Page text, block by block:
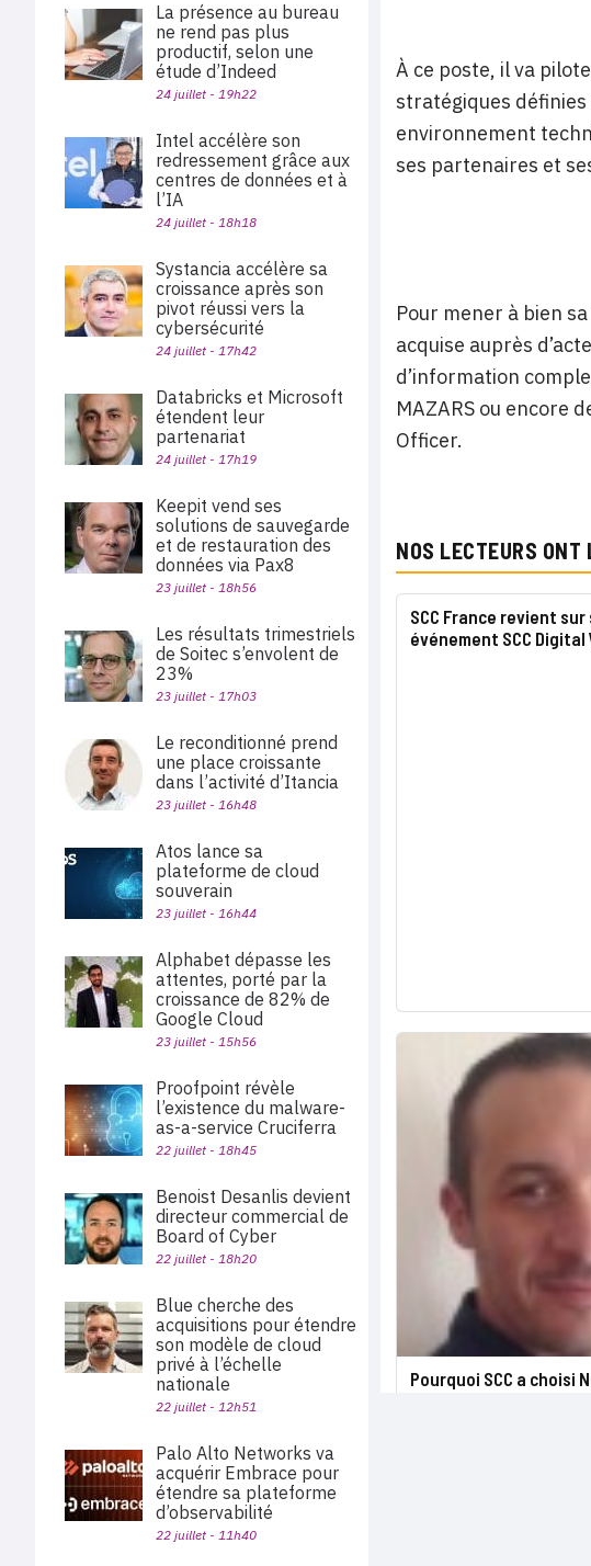
À ce poste, il va
stratégiques définies
environnement
ses partenaires et
Pour mener à bien
acquise auprès
d’information
MAZARS ou encore
Officer.
NOS LECTEURS ONT
SCC France revient sur
événement SCC Digital
Pourquoi SCC a choisi
La présence au bureau
ne rend pas plus
productif, selon une
étude d’Indeed
24 juillet - 19h22
Intel accélère son
redressement grâce aux
centres de données et à
l’IA
24 juillet - 18h18
Systancia accélère sa
croissance après son
pivot réussi vers la
cybersécurité
24 juillet - 17h42
Databricks et Microsoft
étendent leur
partenariat
24 juillet - 17h19
Keepit vend ses
solutions de sauvegarde
et de restauration des
données via Pax8
23 juillet - 18h56
Les résultats trimestriels
de Soitec s’envolent de
23%
23 juillet - 17h03
Le reconditionné prend
une place croissante
dans l’activité d’Itancia
23 juillet - 16h48
Atos lance sa
plateforme de cloud
souverain
23 juillet - 16h44
Alphabet dépasse les
attentes, porté par la
croissance de 82% de
Google Cloud
23 juillet - 15h56
Proofpoint révèle
l’existence du malware-
as-a-service Cruciferra
22 juillet - 18h45
Benoist Desanlis devient
directeur commercial de
Board of Cyber
22 juillet - 18h20
Blue cherche des
acquisitions pour étendre
son modèle de cloud
privé à l’échelle
nationale
22 juillet - 12h51
Palo Alto Networks va
acquérir Embrace pour
étendre sa plateforme
d’observabilité
22 juillet - 11h40